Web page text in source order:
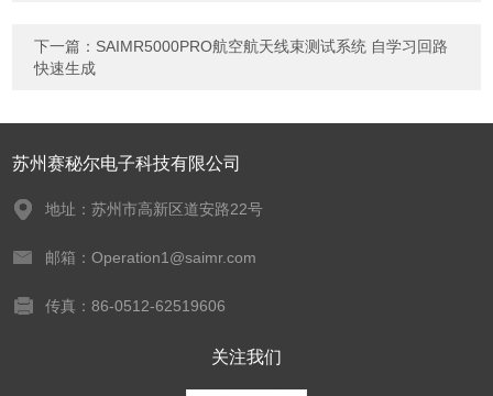
下一篇： SAIMR5000PRO航空航天线束测试系统 自学习回路
快速生成
苏州赛秘尔电子科技有限公司
地址：苏州市高新区道安路22号
邮箱：Operation1@saimr.com
传真：86-0512-62519606
关注我们